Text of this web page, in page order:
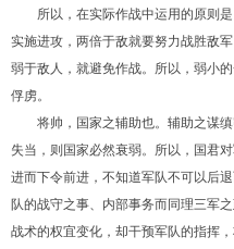
所以，在实际作战中运用的原则
实施进攻，两倍于敌就要努力战胜敌
弱于敌人，就避免作战。所以，弱小
俘虏。
将帅，国家之辅助也。辅助之谋
失当，则国家必然衰弱。所以，国君
进而下令前进，不知道军队不可以后
队的战守之事、内部事务而同理三军
战术的权宜变化，却干预军队的指挥